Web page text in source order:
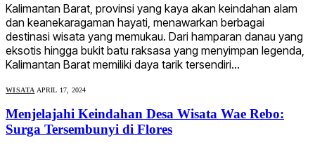
Kalimantan Barat, provinsi yang kaya akan keindahan alam
dan keanekaragaman hayati, menawarkan berbagai
destinasi wisata yang memukau. Dari hamparan danau yang
eksotis hingga bukit batu raksasa yang menyimpan legenda,
Kalimantan Barat memiliki daya tarik tersendiri…
WISATA APRIL 17, 2024
Menjelajahi Keindahan Desa Wisata Wae Rebo:
Surga Tersembunyi di Flores